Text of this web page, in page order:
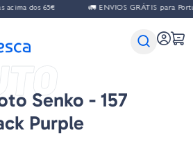
dos 65€ 🚛 ENVIOS GRÁTIS para Portugal
Senko - 157
Purple